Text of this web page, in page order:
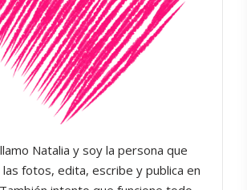
Natalia y soy la persona que
las fotos, edita, escribe y publica en